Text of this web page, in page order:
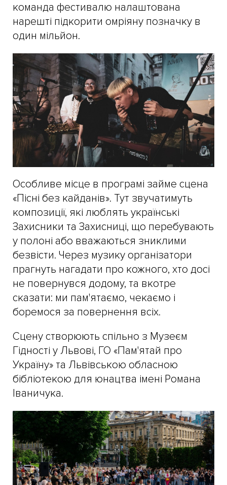
команда фестивалю налаштована
нарешті підкорити омріяну позначку в
один мільйон.
Особливе місце в програмі займе сцена
«Пісні без кайданів». Тут звучатимуть
композиції, які люблять українські
Захисники та Захисниці, що перебувають
у полоні або вважаються зниклими
безвісти. Через музику організатори
прагнуть нагадати про кожного, хто досі
не повернувся додому, та вкотре
сказати: ми пам'ятаємо, чекаємо і
боремося за повернення всіх.
Сцену створюють спільно з Музеєм
Гідності у Львові, ГО «Пам'ятай про
Україну» та Львівською обласною
бібліотекою для юнацтва імені Романа
Іваничука.